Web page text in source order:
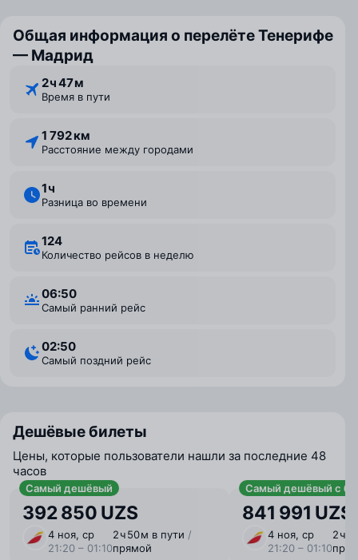
Общая информация о перелёте Тенерифе
— Мадрид
2 ⁠ч 47 ⁠м
Время в пути
1 792 км
Расстояние между городами
1 ⁠ч
Разница во времени
124
Количество рейсов в неделю
06:50
Самый ранний рейс
02:50
Самый поздний рейс
Дешёвые билеты
Цены, которые пользователи нашли за последние 48
часов
Самый дешёвый
392 850 UZS
4 ноя, ср
21:20 – 01:10
2 ⁠ч 50 ⁠м в пути /
прямой
Самый дешёвый с
841 991 UZS
4 ноя, ср
21:20 – 01:10
2 ⁠ч